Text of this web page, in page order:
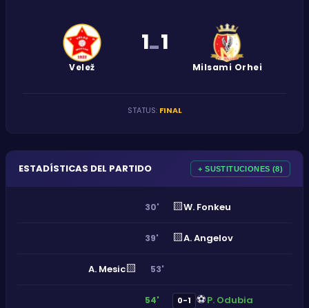
Velež
1-1
Milsami Orhei
STATUS: FINAL
ESTADÍSTICAS DEL PARTIDO + SUSTITUCIONES (8)
30' 🟨W. Fonkeu
39' 🟨A. Angelov
A. Mesic🟨 53'
54' 0-1 ⚽P. Odubia